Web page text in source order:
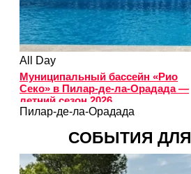
All Day
Муниципальный бассейн «Рио
Секо» в Пилар-де-ла-Орадада —
летний сезон 2026
Пилар-де-ла-Орадада
СОБЫТИЯ ДЛЯ